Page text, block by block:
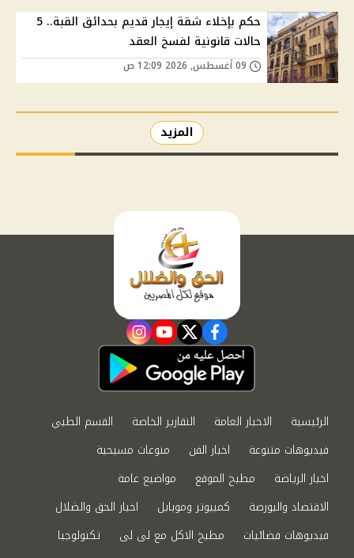
حكم بإخلاء شقة إيجار قديم بحدائق القبة.. 5
حالات قانونية لفسخ العقد
المزيد
facebook
twitter
youtube
instagram
الرئيسية الاخبار العامة التقارير الخاصة
القسم الطبي
فيديوهات متنوعة
اخبار الفن
منوعات مسيحية
اخبار الرياضة
مطبخ الموقع
مواضيع عامة
الاقتصاد والبورصة
كمبيوتر وموبايل
اخبار الحق والضلال
فيديوهات فضائيات
مطبخ الاكل مع لى لى
تكنولوجيا